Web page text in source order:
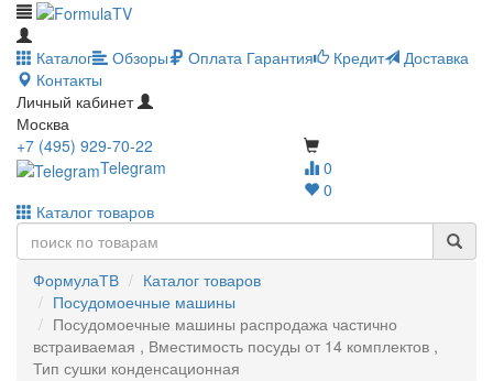
Каталог Обзоры Оплата Гарантия Кредит
Доставка
Контакты
Личный кабинет
Москва
0
0
+7 (495) 929-70-22
Telegram
Каталог товаров
ФормулаТВ
Каталог товаров
Посудомоечные машины
Посудомоечные машины распродажа частично
встраиваемая , Вместимость посуды от 14 комплектов ,
Тип сушки конденсационная